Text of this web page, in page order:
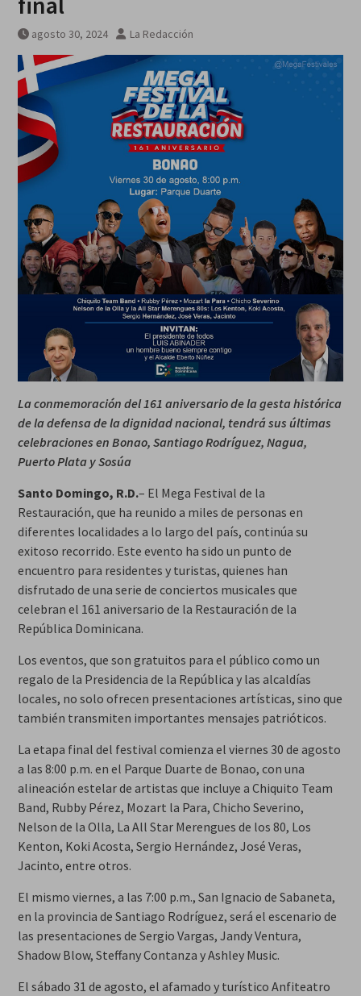
agosto 30, 2024 La Redacción
La conmemoración del 161 aniversario de la gesta histórica
de la defensa de la dignidad nacional, tendrá sus últimas
celebraciones en Bonao, Santiago Rodríguez, Nagua,
Puerto Plata y Sosúa
Santo Domingo, R.D.– El Mega Festival de la
Restauración, que ha reunido a miles de personas en
diferentes localidades a lo largo del país, continúa su
exitoso recorrido. Este evento ha sido un punto de
encuentro para residentes y turistas, quienes han
disfrutado de una serie de conciertos musicales que
celebran el 161 aniversario de la Restauración de la
República Dominicana.
Los eventos, que son gratuitos para el público como un
regalo de la Presidencia de la República y las alcaldías
locales, no solo ofrecen presentaciones artísticas, sino que
también transmiten importantes mensajes patrióticos.
La etapa final del festival comienza el viernes 30 de agosto
a las 8:00 p.m. en el Parque Duarte de Bonao, con una
alineación estelar de artistas que incluye a Chiquito Team
Band, Rubby Pérez, Mozart la Para, Chicho Severino,
Nelson de la Olla, La All Star Merengues de los 80, Los
Kenton, Koki Acosta, Sergio Hernández, José Veras,
Jacinto, entre otros.
El mismo viernes, a las 7:00 p.m., San Ignacio de Sabaneta,
en la provincia de Santiago Rodríguez, será el escenario de
las presentaciones de Sergio Vargas, Jandy Ventura,
Shadow Blow, Steffany Contanza y Ashley Music.
El sábado 31 de agosto, el afamado y turístico Anfiteatro